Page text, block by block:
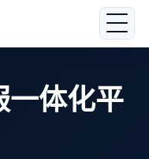
一体化平